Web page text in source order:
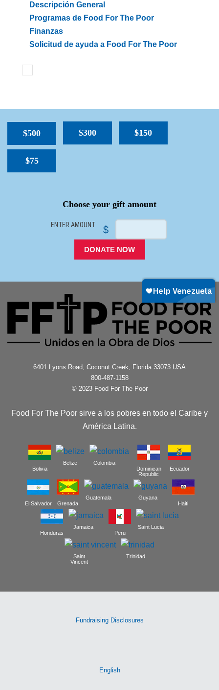
Descripción General
Programas de Food For The Poor
Finanzas
Solicitud de ayuda a Food For The Poor
$500 $300 $150
$75
Choose your gift amount
ENTER AMOUNT $
DONATE NOW
6401 Lyons Road, Coconut Creek, Florida 33073 USA
800-487-1158
© 2023 Food For The Poor
Food For The Poor sirve a los pobres en todo el Caribe y
América Latina.
Fundraising Disclosures
English